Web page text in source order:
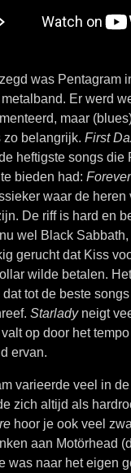
was Pentagram
Er werd
maar
zo belangrijk. First
heftigste songs die
bieden had:
waar de
De riff is hard en
wel Black
gerucht dat Kiss
wilde betalen.
dat tot de beste
Starladyneigt
op door het
ervan.
varieerde veel in
zich altijd als
hoor je ook veel
aan Motörhead
was naar het eigen